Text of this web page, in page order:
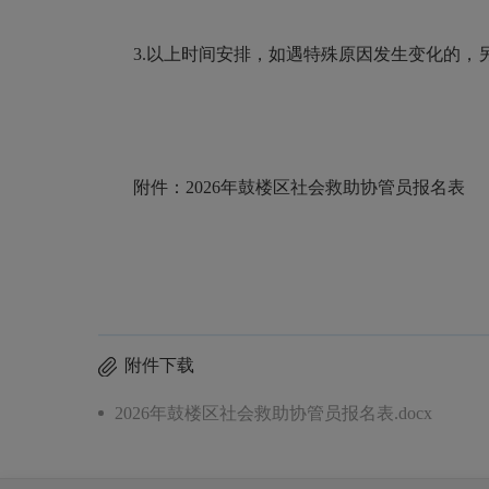
3.以上时间安排，如遇特殊原因发生变化的，
附件：2026年鼓楼区社会救助协管员报名表
附件下载
2026年鼓楼区社会救助协管员报名表.docx